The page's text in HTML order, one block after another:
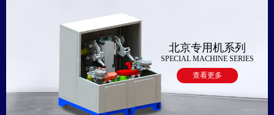
北京专用机系列
SPECIAL MACHINE SERIES
查看更多